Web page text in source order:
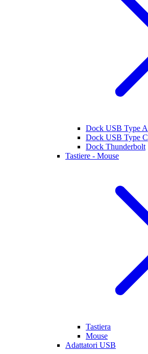
Dock USB Type A
Dock USB Type C
Dock Thunderbolt
Tastiere - Mouse
Tastiera
Mouse
Adattatori USB